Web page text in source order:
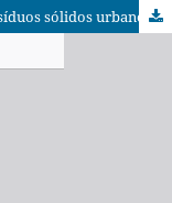
Legislação e quadro legal da gestão de resíduos sólidos urbanos em Moçambique